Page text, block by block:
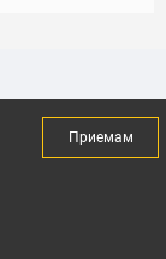
Приемам